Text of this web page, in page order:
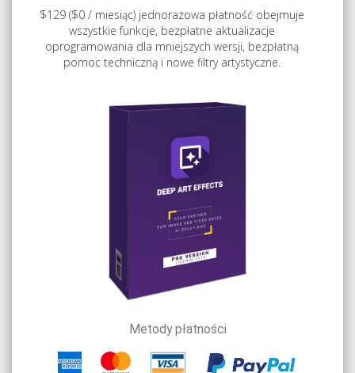
$129 ($0 / miesiąc) jednorazowa płatność obejmuje
wszystkie funkcje, bezpłatne aktualizacje
oprogramowania dla mniejszych wersji, bezpłatną
pomoc techniczną i nowe filtry artystyczne.
Metody płatności